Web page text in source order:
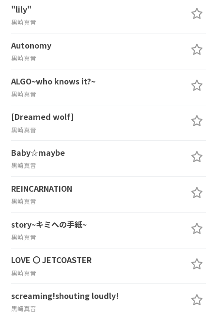
"lily"
黒崎真音
Autonomy
黒崎真音
ALGO~who knows it?~
黒崎真音
[Dreamed wolf]
黒崎真音
Baby☆maybe
黒崎真音
REINCARNATION
黒崎真音
story~キミへの手紙~
黒崎真音
LOVE 〇 JETCOASTER
黒崎真音
screaming!shouting loudly!
黒崎真音